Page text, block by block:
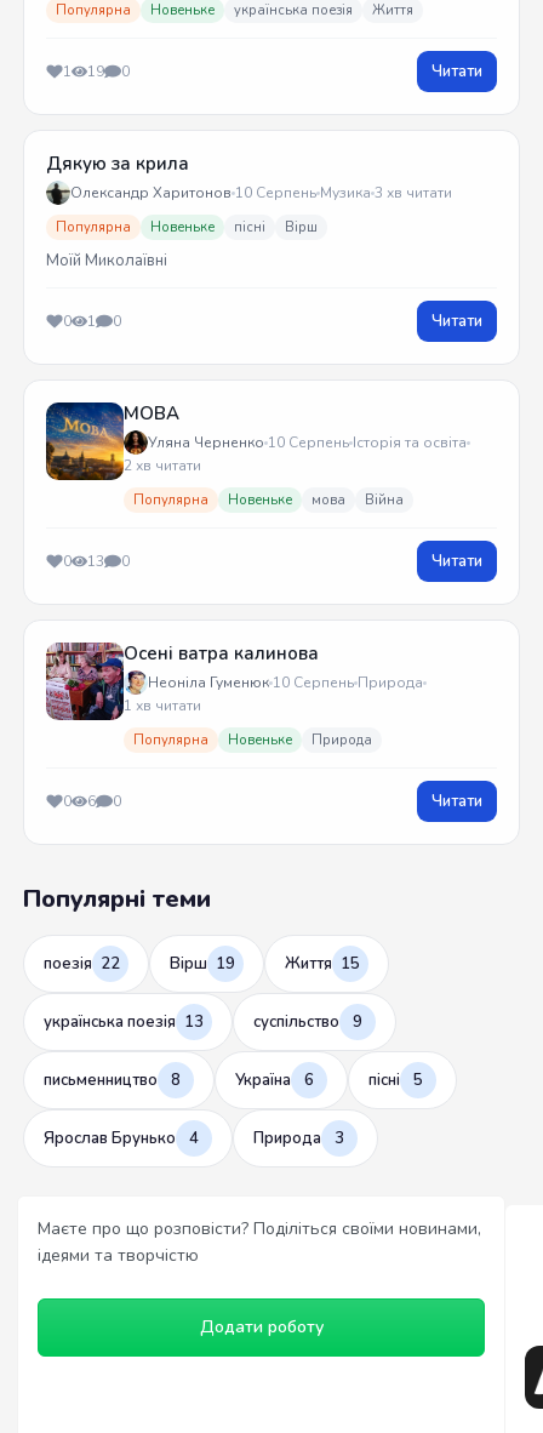
Популярна Новеньке українська поезія Життя
1 19 0 Читати
Дякую за крила
Олександр Харитонов 10 Серпень Музика 3 хв читати
Популярна Новеньке пісні Вірш
Моїй Миколаївні
0 1 0 Читати
МОВА
Уляна Черненко 10 Серпень Історія та освіта
2 хв читати
Популярна Новеньке мова Війна
0 13 0 Читати
Осені ватра калинова
Неоніла Гуменюк 10 Серпень Природа
1 хв читати
Популярна Новеньке Природа
0 6 0 Читати
Популярні теми
поезія 22 Вірш 19 Життя 15
українська поезія 13 суспільство 9
письменництво 8 Україна 6 пісні 5
Ярослав Брунько 4 Природа 3
Маєте про що розповісти? Поділіться своїми новинами,
ідеями та творчістю
Додати роботу